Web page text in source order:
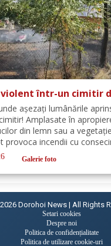
violent într-un cimitir
așezați lumânările
Amplasate în
din lemn sau a
provoca incendii cu
s-a produs ieri, în
comuna...
Galerie foto
2026 Dorohoi News | All Rights
Setari cookies
Despre noi
Politica de confidențialitate
Politica de utilizare cookie-uri